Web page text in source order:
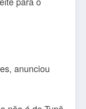
anunciou